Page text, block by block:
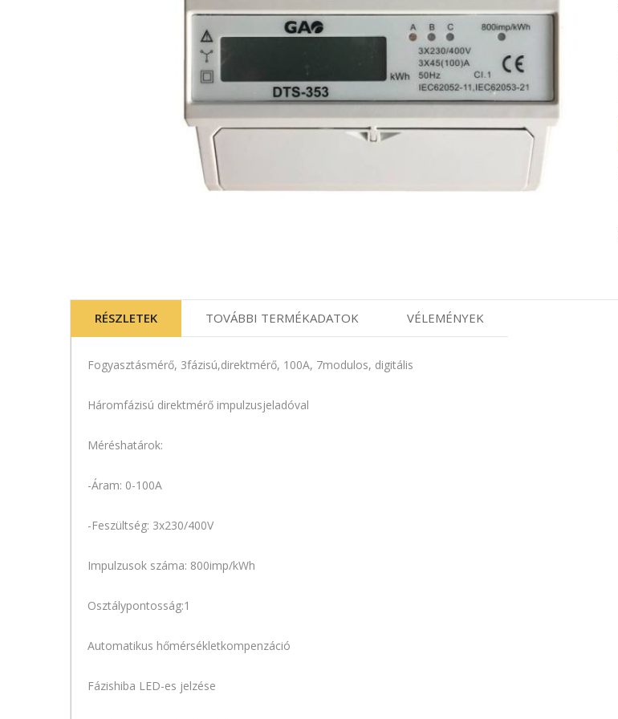
a
képgaléria
RÉSZLETEK TOVÁBBI TERMÉKADATOK VÉLEMÉNYEK
Fogyasztásmérő, 3fázisú,direktmérő, 100A, 7modulos, digitális
Háromfázisú direktmérő impulzusjeladóval
Méréshatárok:
-Áram: 0-100A
-Feszültség: 3x230/400V
Impulzusok száma: 800imp/kWh
Osztálypontosság:1
Automatikus hőmérsékletkompenzáció
Fázishiba LED-es jelzése